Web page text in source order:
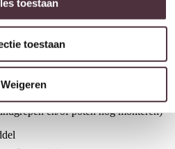
toestaan
Weigeren
n.n.b.
SEVN
en/of poten nog monteren)